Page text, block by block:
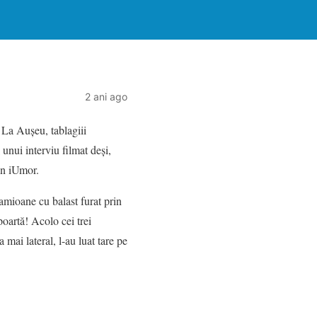
2 ani ago
Aușeu, tablagiii
interviu filmat deși,
iUmor.
cu balast furat prin
Acolo cei trei
lateral, l-au luat tare pe